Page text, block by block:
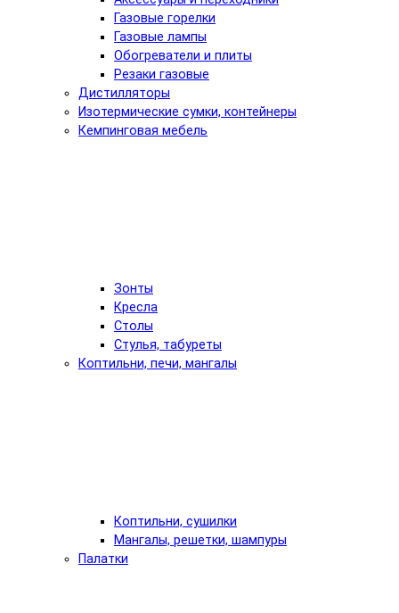
Газовые горелки
Газовые лампы
Обогреватели и плиты
Резаки газовые
Дистилляторы
Изотермические сумки, контейнеры
Кемпинговая мебель
Зонты
Кресла
Столы
Стулья, табуреты
Коптильни, печи, мангалы
Коптильни, сушилки
Мангалы, решетки, шампуры
Палатки